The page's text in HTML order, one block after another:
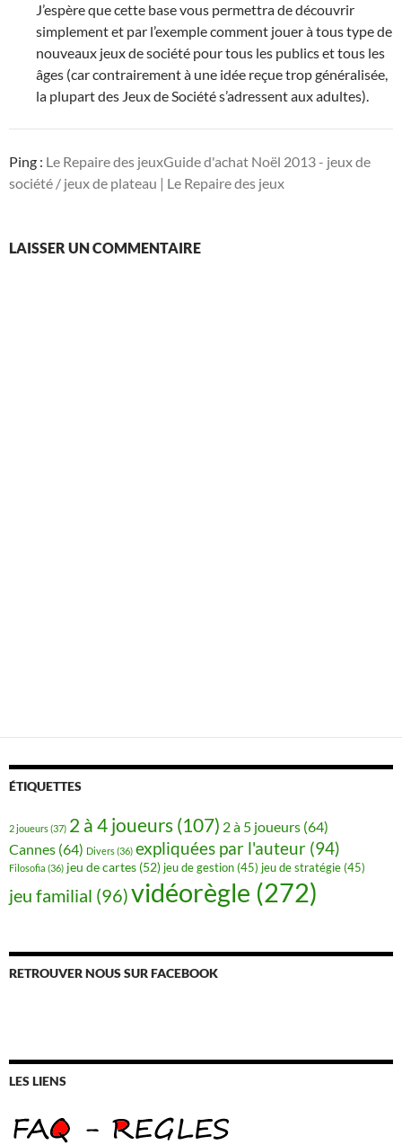
J’espère que cette base vous permettra de découvrir
simplement et par l’exemple comment jouer à tous type de
nouveaux jeux de société pour tous les publics et tous les
âges (car contrairement à une idée reçue trop généralisée,
la plupart des Jeux de Société s’adressent aux adultes).
Ping : Le Repaire des jeuxGuide d'achat Noël 2013 - jeux de
société / jeux de plateau | Le Repaire des jeux
LAISSER UN COMMENTAIRE
ÉTIQUETTES
2 joueurs(37) 2 à 4 joueurs (107) 2 à 5 joueurs (64)
Cannes (64) Divers(36) expliquées par l'auteur (94)
Filosofia (36) jeu de cartes (52) jeu de gestion (45) jeu de stratégie (45)
jeu familial (96)vidéorègle (272)
RETROUVER NOUS SUR FACEBOOK
LES LIENS